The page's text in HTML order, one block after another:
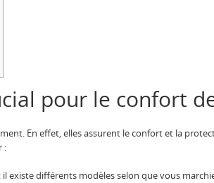
pour le confort
En effet, elles assurent le confort et la
:
: il existe différents modèles selon que vous